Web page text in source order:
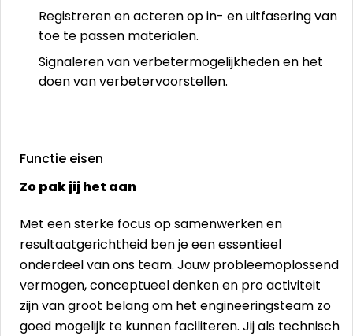
Registreren en acteren op in- en uitfasering van
toe te passen materialen.
Signaleren van verbetermogelijkheden en het
doen van verbetervoorstellen.
Functie eisen
Zo pak jij het aan
Met een sterke focus op samenwerken en
resultaatgerichtheid ben je een essentieel
onderdeel van ons team. Jouw probleemoplossend
vermogen, conceptueel denken en pro activiteit
zijn van groot belang om het engineeringsteam zo
goed mogelijk te kunnen faciliteren. Jij als technisch